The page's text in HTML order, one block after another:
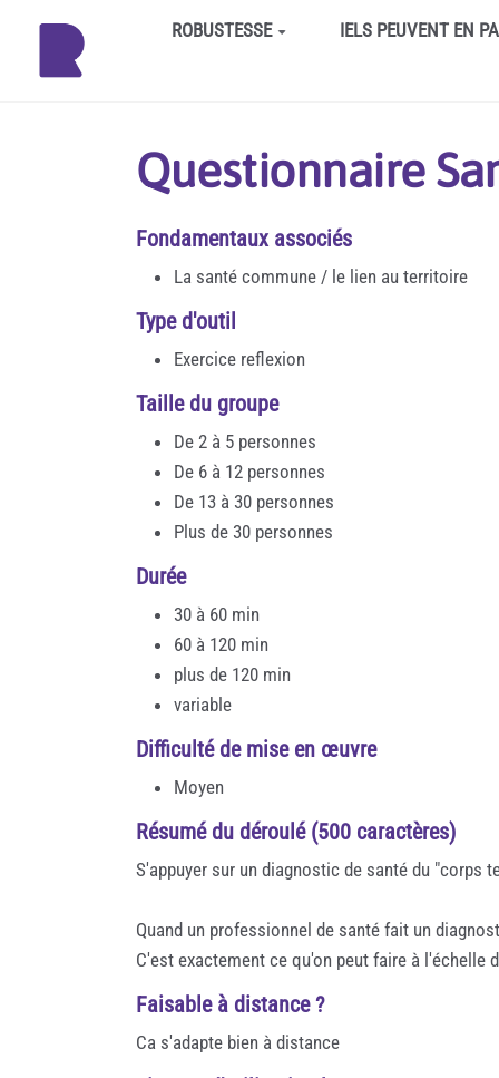
Aller au contenu principalROBUSTESSE IELS PEUVENT EN
Questionnaire
Fondamentaux associés
La santé commune / le lien au territoire
Type d'outil
Exercice reflexion
Taille du groupe
De 2 à 5 personnes
De 6 à 12 personnes
De 13 à 30 personnes
Plus de 30 personnes
Durée
30 à 60 min
60 à 120 min
plus de 120 min
variable
Difficulté de mise en œuvre
Moyen
Résumé du déroulé (500 caractères)
S'appuyer sur un diagnostic de santé du "corps
Quand un professionnel de santé fait un
C'est exactement ce qu'on peut faire à l'échelle
Faisable à distance ?
Ca s'adapte bien à distance